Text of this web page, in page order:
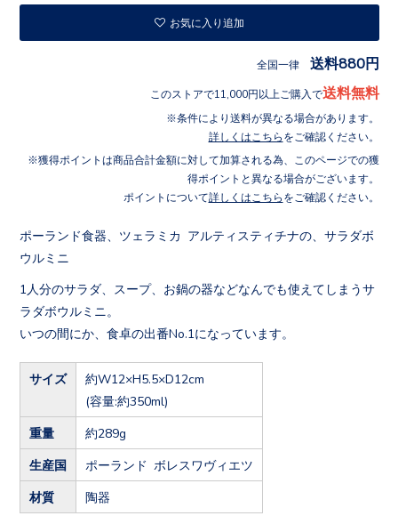
お気に入り追加
全国一律 送料880円
このストアで11,000円以上ご購入で送料無料
条件により送料が異なる場合があります。
詳しくはこちら をご確認ください。
獲得ポイントは商品合計金額に対して加算される為、このページでの獲
得ポイントと異なる場合がございます。
ポイントについて詳しくはこちら をご確認ください。
ポーランド食器、ツェラミカ アルティスティチナの、サラダボ
ウルミニ
1人分のサラダ、スープ、お鍋の器などなんでも使えてしまうサ
ラダボウルミニ。
いつの間にか、食卓の出番No.1になっています。
サイズ
約W12×H5.5×D12cm
(容量:約350ml)
重量 約289g
生産国 ポーランド ボレスワヴィエツ
材質 陶器